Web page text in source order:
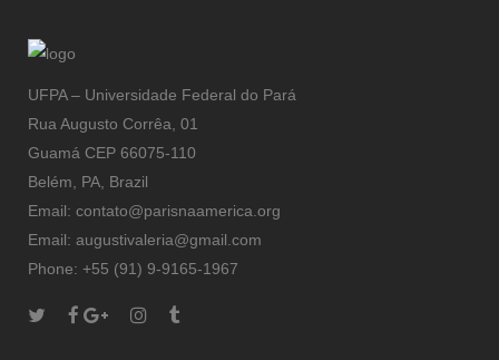
UFPA – Universidade Federal do Pará
Rua Augusto Corrêa, 01
Guamá CEP 66075-110
Belém, PA, Brazil
Email: contato@parisnaamerica.org
Email: augustivaleria@gmail.com
Phone: +55 (91) 9-9165-1967